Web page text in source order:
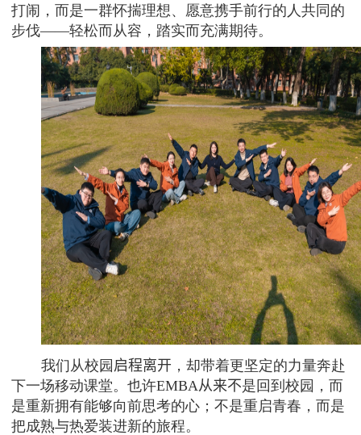
打闹，而是一群怀揣理想、愿意携手前行的人共同的
步伐——轻松而从容，踏实而充满期待。
我们从校园 启程离开 ，却带着更坚定的力量奔赴
下一场移动课堂。也许EMBA从来不是回到校园，而
是重新拥有能够向前思考的心；不是重启青春，而是
把成熟与热爱装进新的旅程。